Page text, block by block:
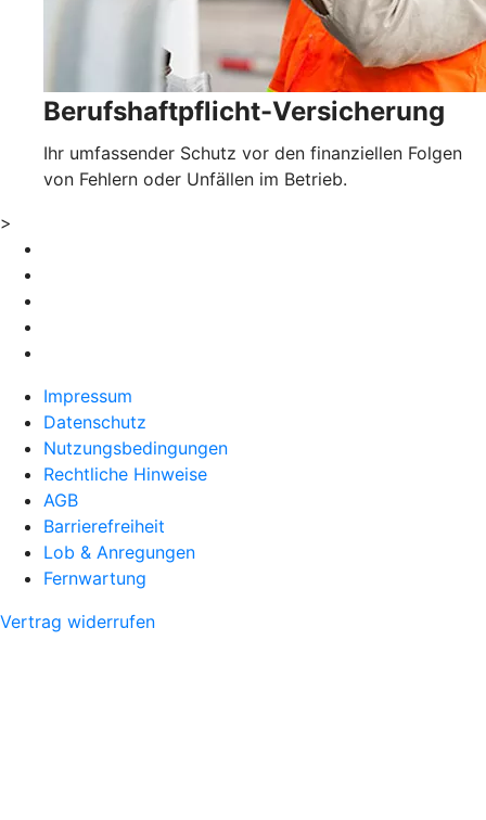
Berufshaftpflicht-Versicherung
Ihr umfassender Schutz vor den finanziellen Folgen
von Fehlern oder Unfällen im Betrieb.
>
Impressum
Datenschutz
Nutzungsbedingungen
Rechtliche Hinweise
AGB
Barrierefreiheit
Lob & Anregungen
Fernwartung
Vertrag widerrufen